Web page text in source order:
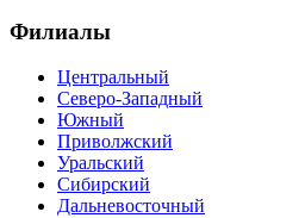
Филиалы
Центральный
Северо-Западный
Южный
Приволжский
Уральский
Сибирский
Дальневосточный